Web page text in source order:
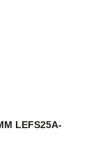
LEFS25A-